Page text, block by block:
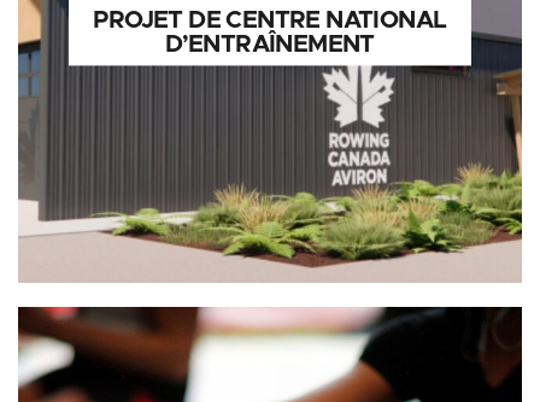
PROJET DE CENTRE NATIONAL
D’ENTRAÎNEMENT